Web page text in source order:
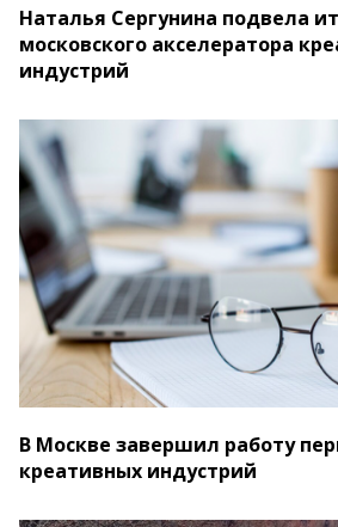
Наталья Сергунина подвела
московского акселератора
индустрий
В Москве завершил работу
креативных индустрий